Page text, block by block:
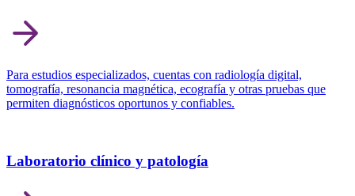
Para estudios especializados, cuentas con radiología digital,
tomografía, resonancia magnética, ecografía y otras pruebas que
permiten diagnósticos oportunos y confiables.
Laboratorio clínico y patología